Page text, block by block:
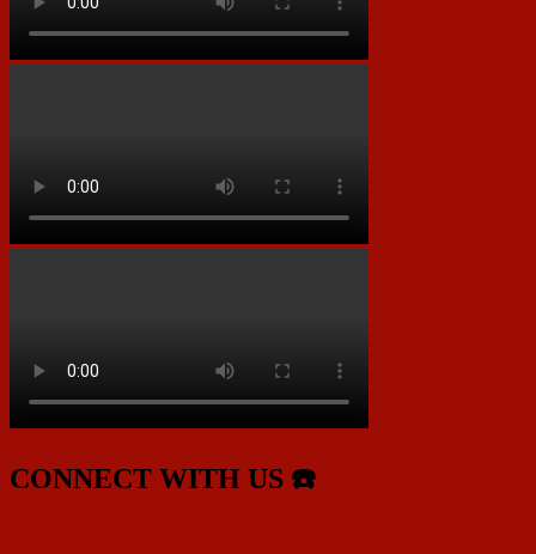
CONNECT WITH US ☎️